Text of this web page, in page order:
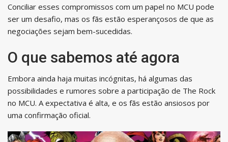
Conciliar esses compromissos com um papel no MCU pode
ser um desafio, mas os fãs estão esperançosos de que as
negociações sejam bem-sucedidas.
O que sabemos até agora
Embora ainda haja muitas incógnitas, há algumas das
possibilidades e rumores sobre a participação de The Rock
no MCU. A expectativa é alta, e os fãs estão ansiosos por
uma confirmação oficial.